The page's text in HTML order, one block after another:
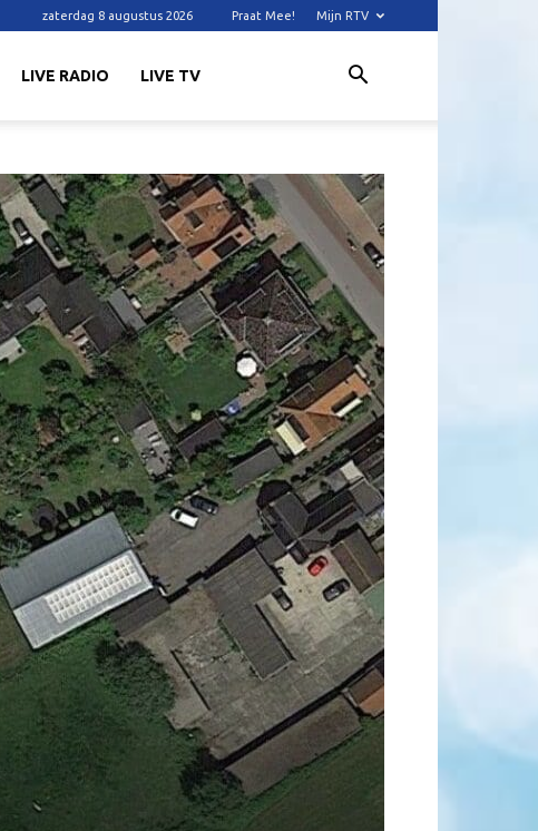
zaterdag 8 augustus 2026 Praat Mee! Mijn RTV
LIVE RADIO LIVE TV